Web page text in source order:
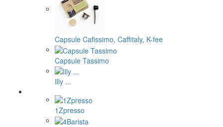
Capsule Cafissimo, Caffitaly, K-fee
Capsule Tassimo
Illy ...
1Zpresso